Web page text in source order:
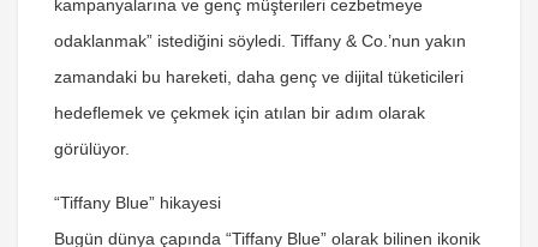
kampanyalarına ve genç müşterileri cezbetmeye
odaklanmak” istediğini söyledi. Tiffany & Co.’nun yakın
zamandaki bu hareketi, daha genç ve dijital tüketicileri
hedeflemek ve çekmek için atılan bir adım olarak
görülüyor.
“Tiffany Blue” hikayesi
Bugün dünya çapında “Tiffany Blue” olarak bilinen ikonik